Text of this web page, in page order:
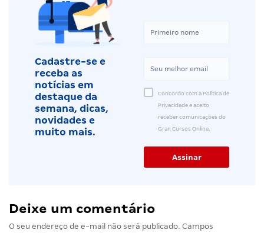
Cadastre-se e
receba as
notícias em
destaque da
semana, dicas,
novidades e
muito mais.
Concordo com a Política de
Privacidade e aceito
receber comunicações do
Gran Cursos Online.
Deixe um comentário
O seu endereço de e-mail não será publicado. Campos